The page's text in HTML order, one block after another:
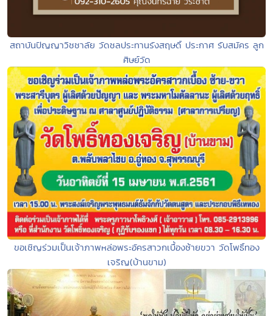
สถาบันปัญญาวิชชาลัย วัดชลประทานรังสฤษดิ์ ประกาศ รับสมัคร ลูก
ศิษย์วัด
ขอเชิญร่วมเป็นเจ้าภาพหล่อพระอัครสาวกเบื้องซ้ายขวา วัดโพธิ์ทอง
เจริญ(บ้านขาม)